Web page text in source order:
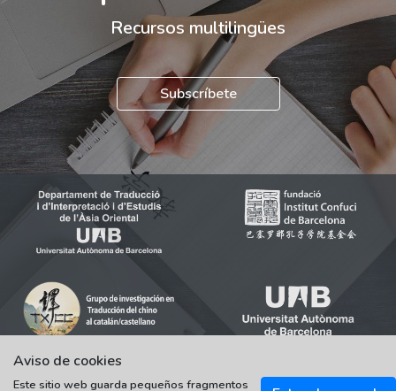
Recursos multilingües
Subscríbete
Aviso de cookies
Este sitio web guarda pequeños fragmentos